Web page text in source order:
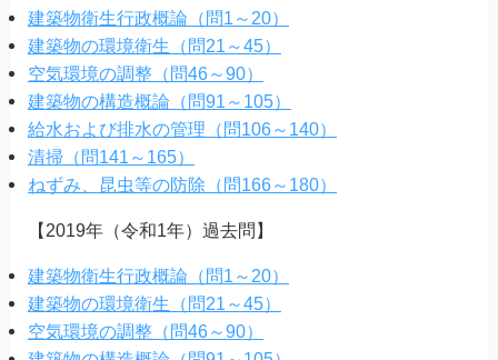
建築物衛生行政概論（問1～20）
建築物の環境衛生（問21～45）
空気環境の調整（問46～90）
建築物の構造概論（問91～105）
給水および排水の管理（問106～140）
清掃（問141～165）
ねずみ、昆虫等の防除（問166～180）
【2019年（令和1年）過去問】
建築物衛生行政概論（問1～20）
建築物の環境衛生（問21～45）
空気環境の調整（問46～90）